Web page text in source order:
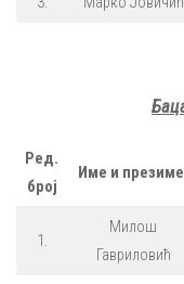
Ред.
број
Име и
1.
Милош
Гавриловић